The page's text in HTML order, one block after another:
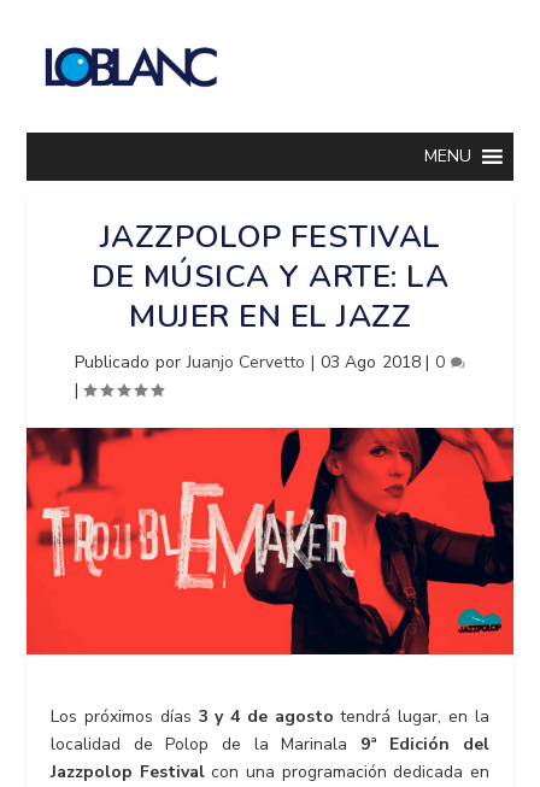
MENU
JAZZPOLOP FESTIVAL
DE MÚSICA Y ARTE: LA
MUJER EN EL JAZZ
Publicado porJuanjo Cervetto | 03 Ago 2018|0
|
Los próximos días 3 y 4 de agosto tendrá lugar, en la
localidad de Polop de la Marinala 9ª Edición del
Jazzpolop Festivalcon una programación dedicada en